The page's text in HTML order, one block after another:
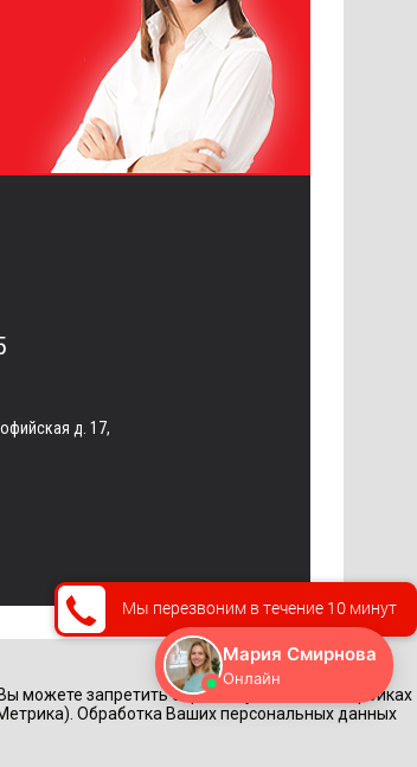
д. 17,
можете запретить обработку cookie в настройках
Обработка Ваших персональных данных
Мы перезвоним в течение 10 минут